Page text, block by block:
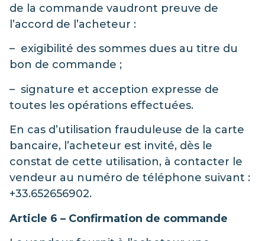
de la commande vaudront preuve de
l’accord de l’acheteur :
– exigibilité des sommes dues au titre du
bon de commande ;
– signature et acception expresse de
toutes les opérations effectuées.
En cas d’utilisation frauduleuse de la carte
bancaire, l’acheteur est invité, dès le
constat de cette utilisation, à contacter le
vendeur au numéro de téléphone suivant :
+33.652656902.
Article 6 – Confirmation de commande